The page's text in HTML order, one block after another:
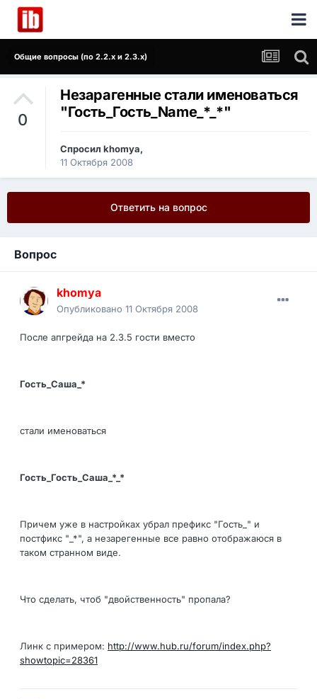
Общие вопросы (по 2.2.x и 2.3.x)
0
Незарагенные стали именоваться
"Гость_Гость_Name_*_*"
Спросил khomya,
11 Октября 2008
Ответить на вопрос
Вопрос
khomya
Опубликовано 11 Октября 2008
После апгрейда на 2.3.5 гости вместо
Гость_Саша_*
стали именоваться
Гость_Гость_Саша_*_*
Причем уже в настройках убрал префикс "Гость_" и
постфикс "_*", а незарегенные все равно отображаюся в
таком странном виде.
Что сделать, чтоб "двойственность" пропала?
Линк с примером: http://www.hub.ru/forum/index.php?
showtopic=28361